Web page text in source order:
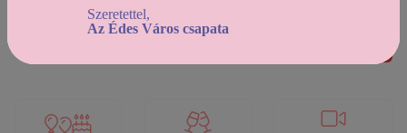
vissza a kínálathoz
Szeretettel,
Az Édes Város csapata